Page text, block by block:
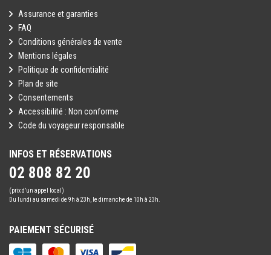
Assurance et garanties
FAQ
Conditions générales de vente
Mentions légales
Politique de confidentialité
Plan de site
Consentements
Accessibilité : Non conforme
Code du voyageur responsable
INFOS ET RÉSERVATIONS
02 808 82 20
(prix d’un appel local)
Du lundi au samedi de 9h à 23h, le dimanche de 10h à 23h.
PAIEMENT SÉCURISÉ